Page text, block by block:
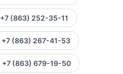
+7 (863) 252-35-11
+7 (863) 267-41-53
+7 (863) 679-19-50